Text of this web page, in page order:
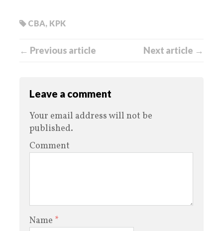
CBA, KPK
← Previous article Next article →
Leave a comment
Your email address will not be
published.
Comment
Name *